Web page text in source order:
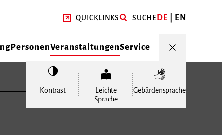
QUICKLINKS SUCHEDE EN
PersonenVeranstaltungenService
Kontrast
Leichte
Sprache
Gebärdensprache